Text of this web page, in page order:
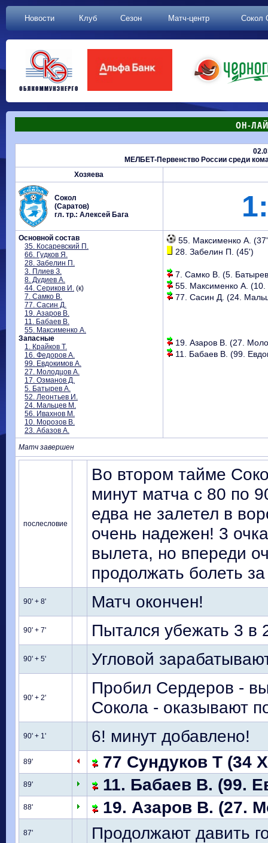
Новости Клуб Сезон Матч-центр Сокол
ОН-
МЕЛБЕТ-Первенство России среди
Хозяева
Сокол
(Саратов)
гл. тр.: Алексей Бага
Основной состав
35. Косаревский П.
66. Гудков Я.
28. Забелин П.
3. Плиев З.
8. Дудиев А.
44. Сериков И. (к)
7. Самко В.
77. Сасин Д.
19. Азаров В.
11. Бабаев В.
55. Максименко А.
Запасные
1. Крайков Т.
16. Федоров А.
99. Евдокимов А.
27. Молодцов А.
17. Озманов Д.
5. Батырев А.
52. Леонтьев И.
24. Мальцев М.
56. Ивахнов М.
10. Морозов В.
23. Абазов А.
55. Максименко А.
28. Забелин П. (45')
7. Самко В. (5.
55. Максименко А.
77. Сасин Д. (24.
19. Азаров В. (27.
11. Бабаев В. (99.
Матч завершен
послесловие
Во втором тайме
минут матча с 80 по
едва не залетел в
очень надежен! 3
вылета, но впереди
продолжать болеть
90' + 8' Матч окончен!
90' + 7' Пытался убежать 3 в
90' + 5' Угловой
90' + 2'
Пробил Сердеров -
Сокола - оказывают
90' + 1' 6! минут добавлено!
89' 77 Сундуков Т (34
89' 11. Бабаев В. (99.
88' 19. Азаров В. (27.
87' Продолжают давить